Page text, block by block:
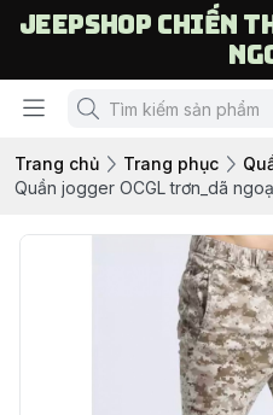
Jeepshop chiến
Trang chủ Trang phục
Quần jogger OCGL trơn_dã